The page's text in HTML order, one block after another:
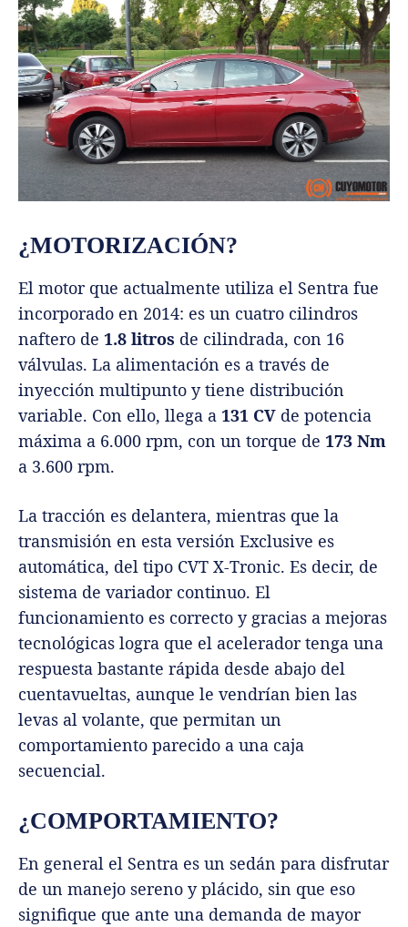
¿MOTORIZACIÓN?
El motor que actualmente utiliza el Sentra fue
incorporado en 2014: es un cuatro cilindros
naftero de 1.8 litros de cilindrada, con 16
válvulas. La alimentación es a través de
inyección multipunto y tiene distribución
variable. Con ello, llega a 131 CV de potencia
máxima a 6.000 rpm, con un torque de 173 Nm
a 3.600 rpm.
La tracción es delantera, mientras que la
transmisión en esta versión Exclusive es
automática, del tipo CVT X-Tronic. Es decir, de
sistema de variador continuo. El
funcionamiento es correcto y gracias a mejoras
tecnológicas logra que el acelerador tenga una
respuesta bastante rápida desde abajo del
cuentavueltas, aunque le vendrían bien las
levas al volante, que permitan un
comportamiento parecido a una caja
secuencial.
¿COMPORTAMIENTO?
En general el Sentra es un sedán para disfrutar
de un manejo sereno y plácido, sin que eso
signifique que ante una demanda de mayor